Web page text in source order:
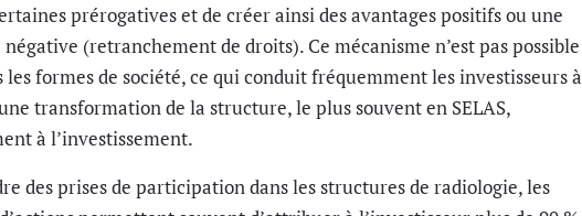
prérogatives et de créer ainsi des avantages positifs ou une
(retranchement de droits). Ce mécanisme n’est pas possible
les formes de société, ce qui conduit fréquemment les investisseurs à
transformation de la structure, le plus souvent en SELAS,
à l’investissement.
des prises de participation dans les structures de radiologie, les